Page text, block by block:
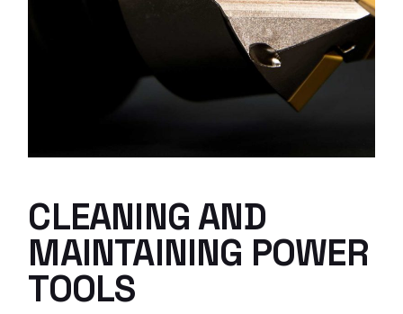
CLEANING AND
MAINTAINING POWER
TOOLS